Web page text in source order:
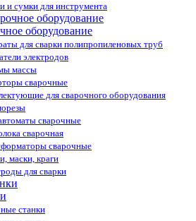
и сумки для инструмента
оборудование
для сварки полипропиленовых труб
электродов
массы
сварочные
для сварочного оборудования
сварочные
сварочная
сварочные
маски, краги
для сварки
станки